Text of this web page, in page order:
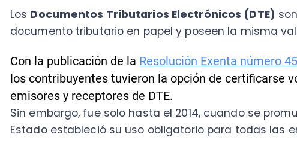
emisores y receptores de DTE.
Sin embargo, fue solo hasta el 2014, cuando se promulgó
Mediante el numeral 2 de su artículo 1, reemplazó el inciso
laLey Sobre Impuestos a las Ventas y Servicios
tributarios obligatorios son:Facturas, Facturas No
Despacho,Facturas de Compra,Liquidaciones